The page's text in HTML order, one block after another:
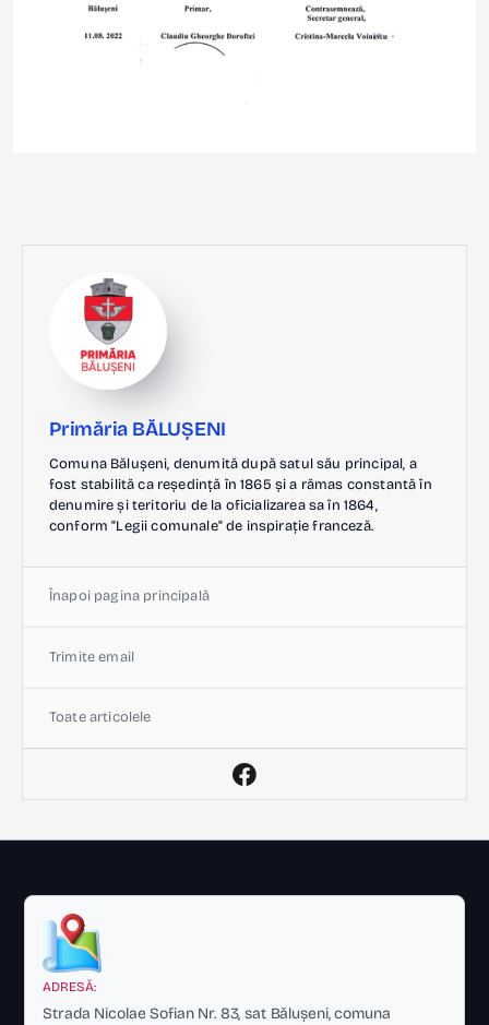
Primăria BĂLUȘENI
Comuna Bălușeni, denumită după satul său principal, a
fost stabilită ca reședință în 1865 și a rămas constantă în
denumire și teritoriu de la oficializarea sa în 1864,
conform "Legii comunale" de inspirație franceză.
Înapoi pagina principală
Trimite email
Toate articolele
ADRESĂ:
Strada Nicolae Sofian Nr. 83, sat Bălușeni, comuna